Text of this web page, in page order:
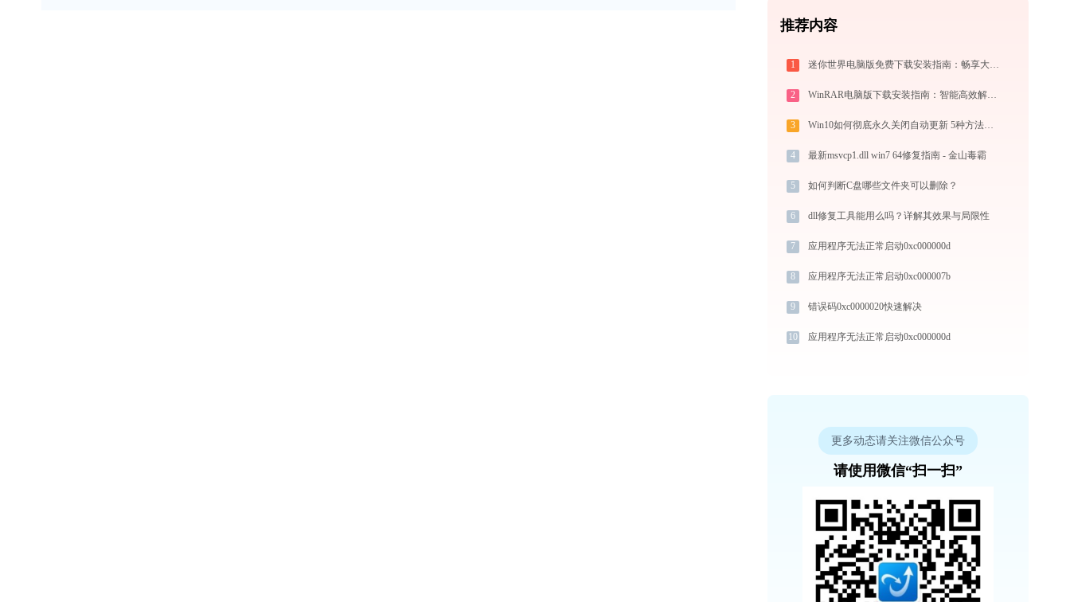
推荐内容
1 迷你世界电脑版免费下载安装指南：畅享大屏沙盒创造与联机乐趣
2 WinRAR电脑版下载安装指南：智能高效解压缩，安全守护文件传输与归档
3 Win10如何彻底永久关闭自动更新 5种方法教你永久关闭win10自动更新
4 最新msvcp1.dll win7 64修复指南 - 金山毒霸
5 如何判断C盘哪些文件夹可以删除？
6 dll修复工具能用么吗？详解其效果与局限性
7 应用程序无法正常启动0xc000000d
8 应用程序无法正常启动0xc000007b
9 错误码0xc0000020快速解决
10 应用程序无法正常启动0xc000000d
更多动态请关注微信公众号
请使用微信“扫一扫”